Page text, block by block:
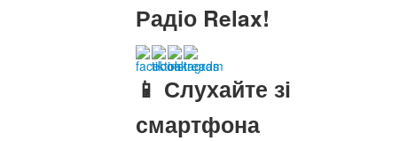
Радіо Relax!
📱 Слухайте зі
смартфона